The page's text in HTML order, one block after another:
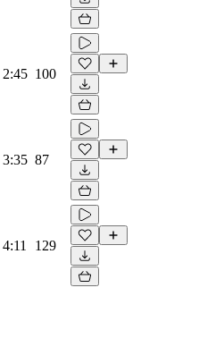
2:45 100
3:35 87
4:11 129